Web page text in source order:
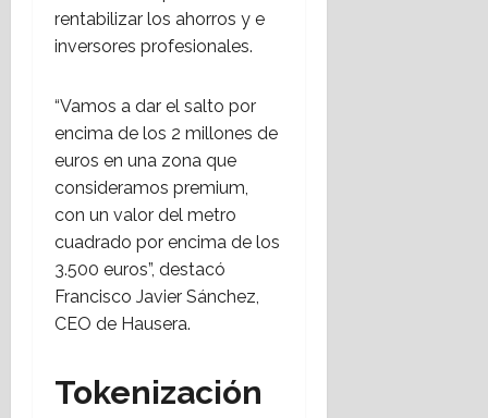
rentabilizar los ahorros y e
inversores profesionales.
“Vamos a dar el salto por
encima de los 2 millones de
euros en una zona que
consideramos premium,
con un valor del metro
cuadrado por encima de los
3.500 euros”, destacó
Francisco Javier Sánchez,
CEO de Hausera.
Tokenización